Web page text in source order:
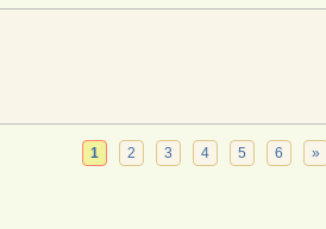
1 2 3 4 5 6 »